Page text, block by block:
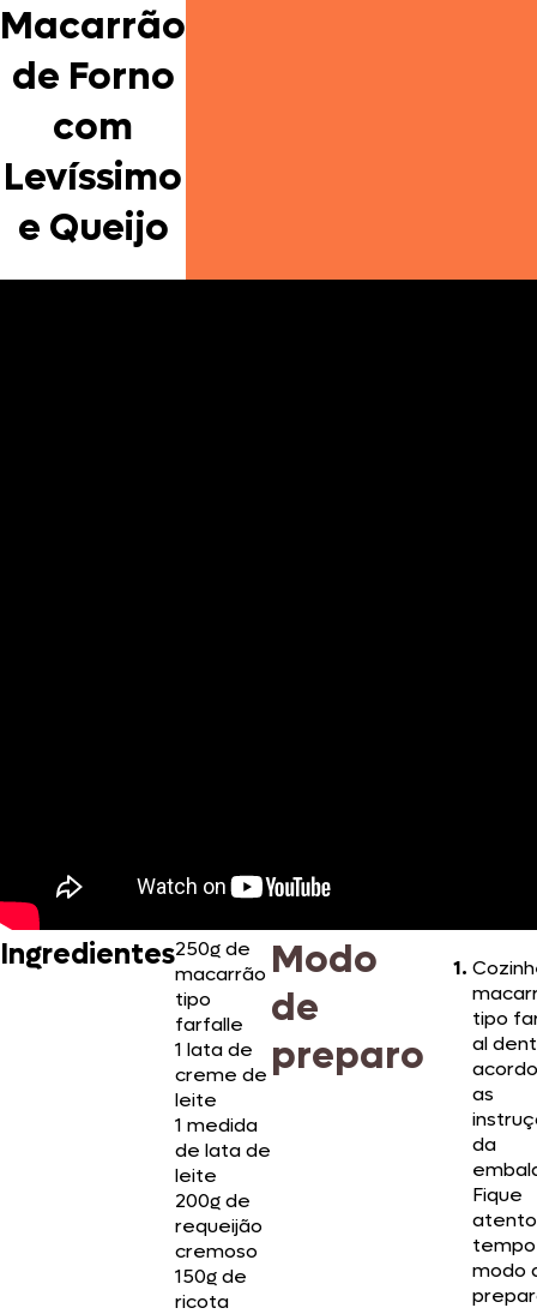
Macarrão
de Forno
com
Levíssimo
e Queijo
Ingredientes250g de
macarrão
tipo
farfalle
1 lata de
creme de
leite
1 medida
de lata de
leite
200g de
requeijão
cremoso
150g de
ricota
Modo
de
preparo
tipo
al
as
da
Fique
modo